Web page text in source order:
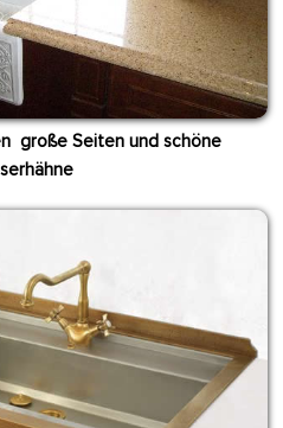
große Seiten und schöne